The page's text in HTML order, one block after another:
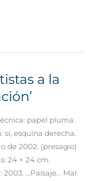
a la
papel pluma.
sí, esquina derecha.
de 2002. (presagio)
24 × 24 cm.
2003. …Paisaje… Mar